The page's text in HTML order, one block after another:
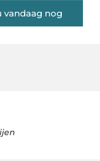
vandaag nog